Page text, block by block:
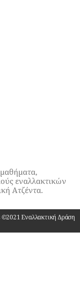
μαθήματα,
εναλλακτικών
Ατζέντα.
Εναλλακτική Δράση